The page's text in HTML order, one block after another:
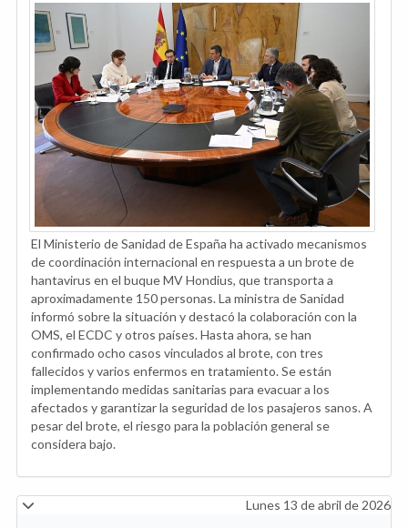
El Ministerio de Sanidad de España ha activado mecanismos
de coordinación internacional en respuesta a un brote de
hantavirus en el buque MV Hondius, que transporta a
aproximadamente 150 personas. La ministra de Sanidad
informó sobre la situación y destacó la colaboración con la
OMS, el ECDC y otros países. Hasta ahora, se han
confirmado ocho casos vinculados al brote, con tres
fallecidos y varios enfermos en tratamiento. Se están
implementando medidas sanitarias para evacuar a los
afectados y garantizar la seguridad de los pasajeros sanos. A
pesar del brote, el riesgo para la población general se
considera bajo.
Lunes 13 de abril de 2026